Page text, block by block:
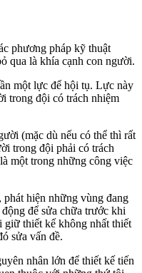
phương pháp kỹ thuật
qua là khía cạnh con người.
một lực để hội tụ. Lực này
trong đội có trách nhiệm
(mặc dù nếu có thể thì rất
trong đội phải có trách
một trong những công việc
phát hiện những vùng đang
để sửa chữa trước khi
thiết kế không nhất thiết
sửa vấn đề.
nhân lớn để thiết kế tiến